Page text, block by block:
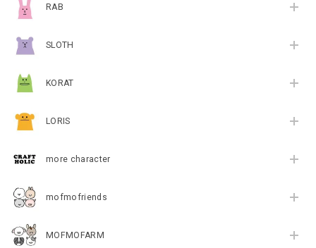
RAB
SLOTH
KORAT
LORIS
more character
mofmofriends
MOFMOFARM